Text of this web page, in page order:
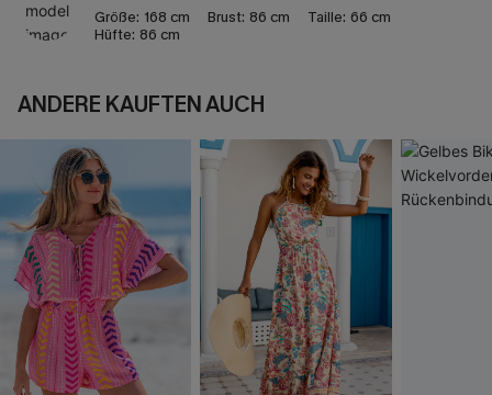
Größe: 168 cm Brust: 86 cm Taille: 66 cm
Hüfte: 86 cm
ANDERE KAUFTEN AUCH